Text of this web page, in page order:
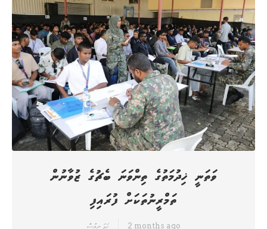
ވަތަނީ ޚިދުމަތުގެ ތިންވަނަ ބެޗުގެ ޒުވާނުން
ތަމްރީނުތަކަށް ފުރައިފި
ހަމަ ނިއުސް 2 months ago